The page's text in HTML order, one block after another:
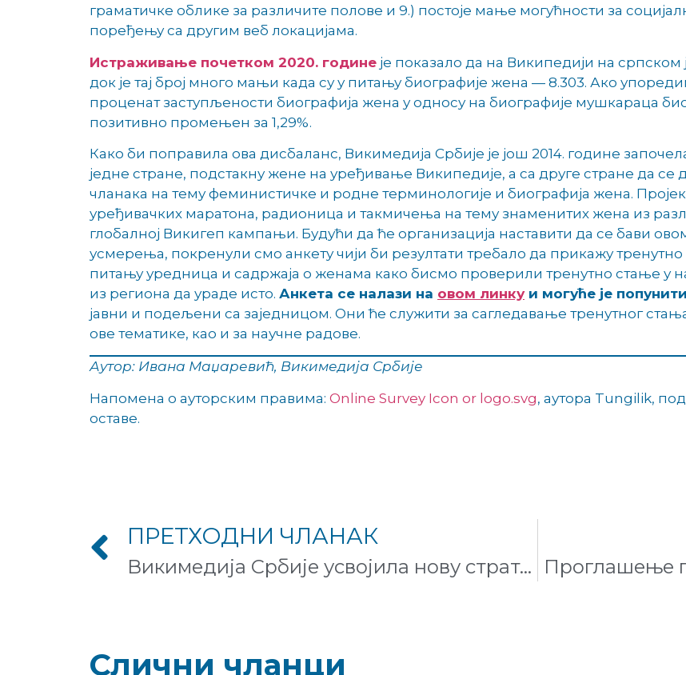
граматичке облике за различите полове и 9.) постоје мање могућности за
поређењу са другим веб локацијама.
Истраживање почетком 2020. године је показало да на Википедији на
док је тај број много мањи када су у питању биографије жена — 8.303. Ако
проценат заступљености биографија жена у односу на биографије мушкараца
позитивно промењен за 1,29%.
Како би поправила ова дисбаланс, Викимедија Србије је још 2014. године
једне стране, подстакну жене на уређивање Википедије, а са друге стране да се
чланака на тему феминистичке и родне терминологије и биографија жена.
уређивачких маратона, радионица и такмичења на тему знаменитих жена из
глобалној Викигеп кампањи. Будући да ће организација наставити да се бави
усмерења, покренули смо анкету чији би резултати требало да прикажу
питању уредница и садржаја о женама како бисмо проверили тренутно стање у
из региона да ураде исто. Анкета се налази на овом линкуи могуће је
јавни и подељени са заједницом. Они ће служити за сагледавање тренутног
ове тематике, као и за научне радове.
Аутор: Ивана Маџаревић, Викимедија Србије
Напомена о ауторским правима: Online Survey Icon or logo.svg, аутора Tungilik,
оставе.
ПРЕТХОДНИ ЧЛАНАК
Викимедија Србије усвојила нову стратегију за период 2021 – 2023.
Слични чланци